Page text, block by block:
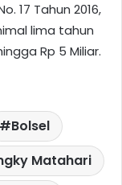
17 Tahun 2016,
lima tahun
Rp 5 Miliar.
Bolsel
Matahari